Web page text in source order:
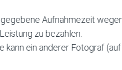
Aufnahmezeit
zu bezahlen.
ein anderer Fotograf